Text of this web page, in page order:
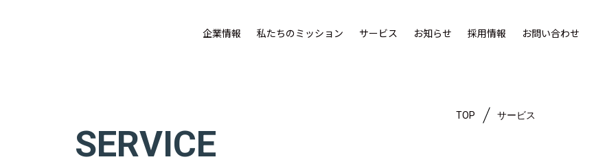
TOP サービス
SERVICE
企業情報 私たちのミッション サービス お知らせ 採用情報 お問い合わせ